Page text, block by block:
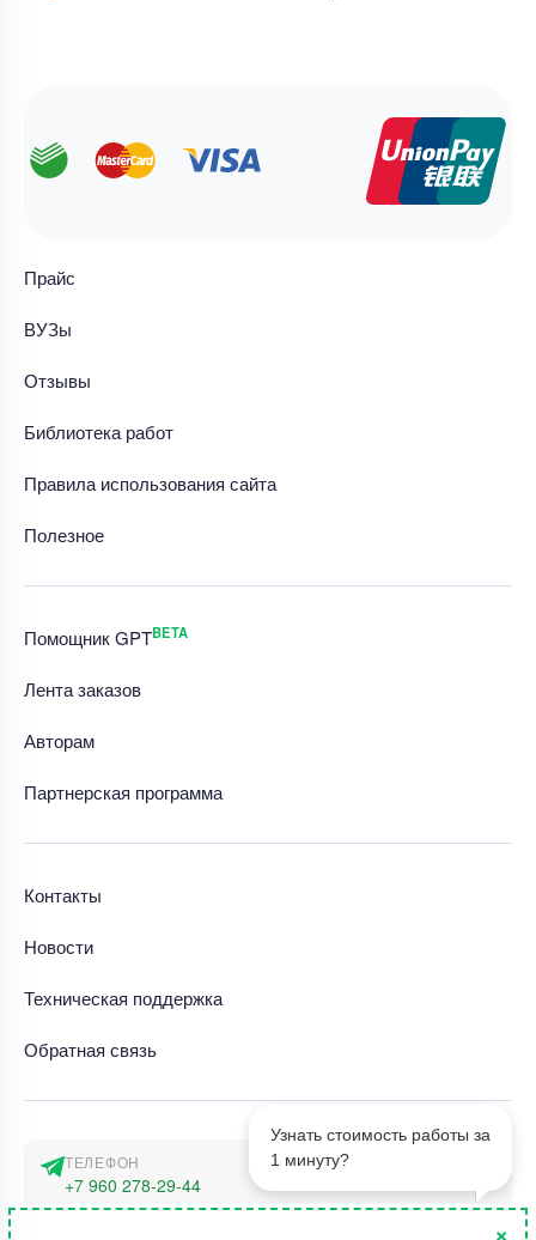
Узнать стоимость работы за
1 минуту?
Прайс
ВУЗы
Отзывы
Библиотека работ
Правила использования сайта
Полезное
Помощник GPTBETA
Лента заказов
Авторам
Партнерская программа
Контакты
Новости
Техническая поддержка
Обратная связь
ТЕЛЕФОН
+7 960 278-29-44
×